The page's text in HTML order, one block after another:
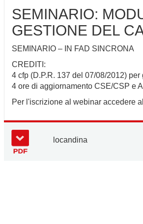
SEMINARIO:
GESTIONE DEL
SEMINARIO – IN FAD SINCRONA
CREDITI:
4 cfp (D.P.R. 137 del 07/08/2012)
4 ore di aggiornamento CSE/CSP e
Per l'iscrizione al webinar accedere
locandina